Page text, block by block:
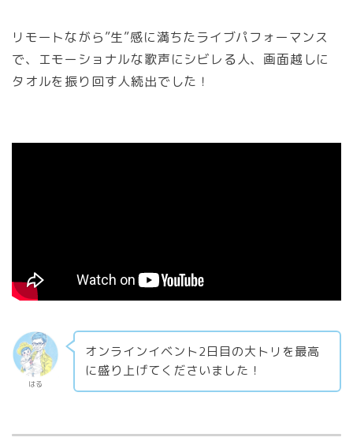
リモートながら”生”感に満ちたライブパフォーマンス
で、エモーショナルな歌声にシビレる人、画面越しに
タオルを振り回す人続出でした！
はる
オンラインイベント2日目の大トリを最高
に盛り上げてくださいました！